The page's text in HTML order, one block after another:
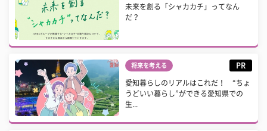
未来を創る「シャカカチ」ってなん
だ？
将来を考える PR
愛知暮らしのリアルはこれだ！ “ちょ
うどいい暮らし”ができる愛知県での
生...